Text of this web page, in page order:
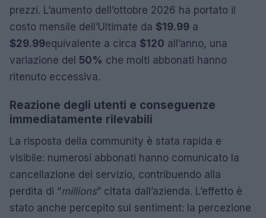
prezzi. L’aumento dell’ottobre 2026 ha portato il
costo mensile dell’Ultimate da $19.99 a
$29.99equivalente a circa $120 all’anno, una
variazione del 50% che molti abbonati hanno
ritenuto eccessiva.
Reazione degli utenti e conseguenze
immediatamente rilevabili
La risposta della community è stata rapida e
visibile: numerosi abbonati hanno comunicato la
cancellazione del servizio, contribuendo alla
perdita di “millions” citata dall’azienda. L’effetto è
stato anche percepito sul sentiment: la percezione